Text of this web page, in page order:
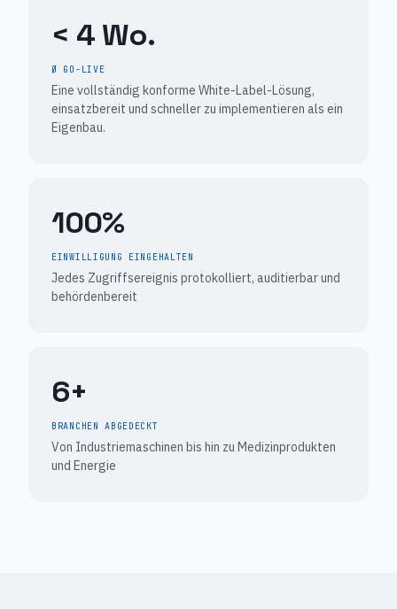
< 4 Wo.
Ø GO-LIVE
Eine vollständig konforme White-Label-Lösung,
einsatzbereit und schneller zu implementieren als ein
Eigenbau.
100%
EINWILLIGUNG EINGEHALTEN
Jedes Zugriffsereignis protokolliert, auditierbar und
behördenbereit
6+
BRANCHEN ABGEDECKT
Von Industriemaschinen bis hin zu Medizinprodukten
und Energie